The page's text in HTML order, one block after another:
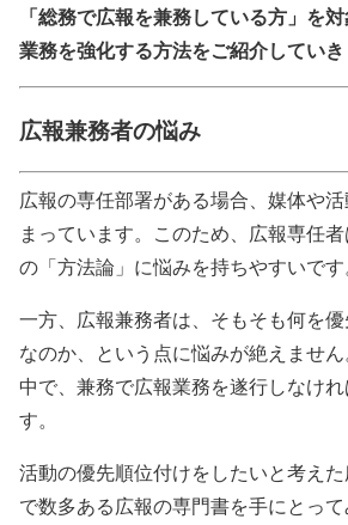
「総務で広報を兼務している方」を
業務を強化する方法をご紹介してい
広報兼務者の悩み
広報の専任部署がある場合、媒体や
まっています。このため、広報専任
の「方法論」に悩みを持ちやすいです
一方、広報兼務者は、そもそも何を
なのか、という点に悩みが絶えませ
中で、兼務で広報業務を遂行しなけ
す。
活動の優先順位付けをしたいと考え
で数多ある広報の専門書を手にとっ